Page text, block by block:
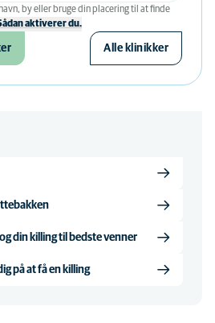
by eller bruge din placering til at finde
aktiverer du.
Alle klinikker
din killing til bedste venner
på at få en killing